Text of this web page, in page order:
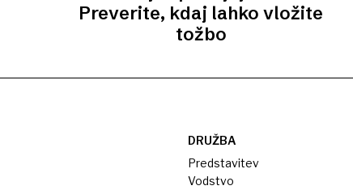
Preverite, kdaj lahko vložite
tožbo
DRUŽBA
Predstavitev
Vodstvo